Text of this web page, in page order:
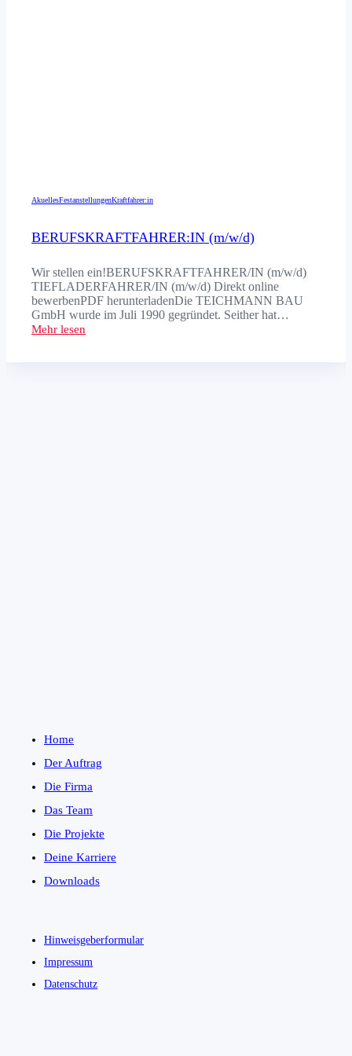
AkuellesFestanstellungenKraftfahrer:in
BERUFSKRAFTFAHRER:IN (m/w/d)
Wir stellen ein!BERUFSKRAFTFAHRER/IN (m/w/d)
TIEFLADERFAHRER/IN (m/w/d) Direkt online
bewerbenPDF herunterladenDie TEICHMANN BAU
GmbH wurde im Juli 1990 gegründet. Seither hat…
Mehr lesen
Home
Der Auftrag
Die Firma
Das Team
Die Projekte
Deine Karriere
Downloads
Hinweisgeberformular
Impressum
Datenschutz